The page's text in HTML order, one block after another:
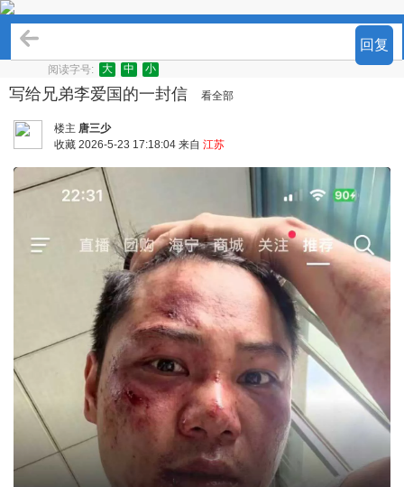
回复
阅读字号: 大 中 小
写给兄弟李爱国的一封信 看全部
楼主 唐三少
收藏 2026-5-23 17:18:04 来自 江苏